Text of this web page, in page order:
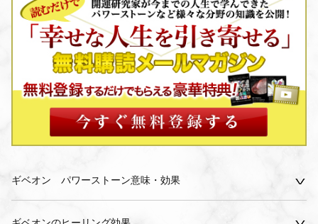
ギベオン パワーストーン意味・効果